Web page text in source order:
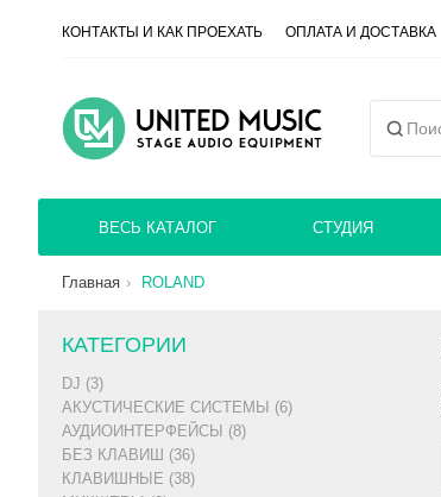
КОНТАКТЫ И КАК ПРОЕХАТЬ ОПЛАТА И ДОСТАВКА
ВЕСЬ КАТАЛОГ СТУДИЯ
Главная ROLAND
КАТЕГОРИИ
DJ (3)
АКУСТИЧЕСКИЕ СИСТЕМЫ (6)
АУДИОИНТЕРФЕЙСЫ (8)
БЕЗ КЛАВИШ (36)
КЛАВИШНЫЕ (38)